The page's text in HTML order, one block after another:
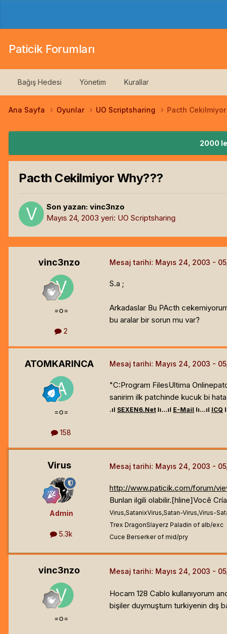
Paticik Forumları
Bağış Hedesi Yönetim Kurallar
Ana Sayfa Oyunlar UO Scriptsharing Pacth
2000
Pacth Cekilmiyor Why???
Son yazan: vinc3nzo
Mayıs 24, 2003 yeri: UO Scriptsharing
vinc3nzo
=o=
2
Mesaj tarihi: Mayıs 24, 2003
S.a ;
Arkadaslar Bu PActh
bu aralar bir sorun mu var?
ATOMKARINCA
=o=
158
Mesaj tarihi: Mayıs 24, 2003
"C:Program FilesUltima
sanirim ilk patchinde kucuk bi
.ıl SEXEN6.Net lı...ıl E-Mail lı...ıl ICQ
Virus
Admin
5.3k
Mesaj tarihi: Mayıs 24, 2003
http://www.paticik.com/forum/
Bunlan ilgili olabilir.[hline]Você
Virus,SatanixVirus,Satan-Virus,Virus-
Trex DragonSlayerz Paladin of alb/exc
Cuce Berserker of mid/pry
vinc3nzo
=o=
Mesaj tarihi: Mayıs 24, 2003
Hocam 128 Cablo kullanıyorum
bişiler duymuştum turkiyenin dış